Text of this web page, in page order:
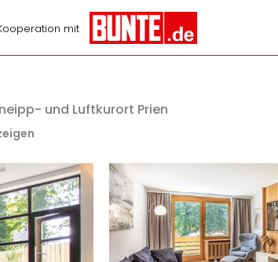
mit
und Luftkurort Prien